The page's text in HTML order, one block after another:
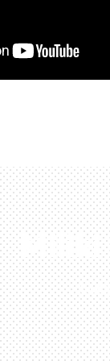
Miliki